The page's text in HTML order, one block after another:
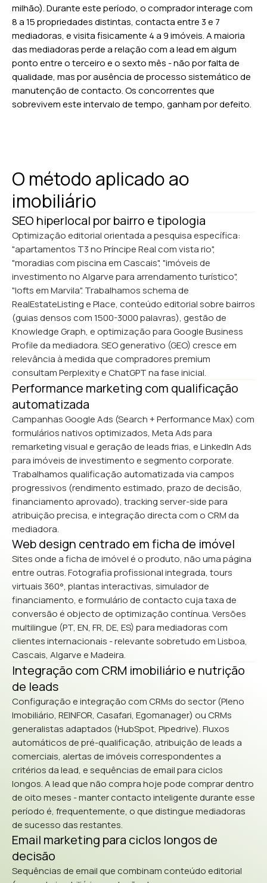
milhão). Durante este período, o comprador interage com
8 a 15 propriedades distintas, contacta entre 3 e 7
mediadoras, e visita fisicamente 4 a 9 imóveis. A maioria
das mediadoras perde a relação com a lead em algum
ponto entre o terceiro e o sexto mês - não por falta de
qualidade, mas por ausência de processo sistemático de
manutenção de contacto. Os concorrentes que
sobrevivem este intervalo de tempo, ganham por defeito.
O método aplicado ao
imobiliário
SEO hiperlocal por bairro e tipologia
Optimização editorial orientada a pesquisa específica:
"apartamentos T3 no Príncipe Real com vista rio",
"moradias com piscina em Cascais", "imóveis de
investimento no Algarve para arrendamento turístico",
"lofts em Marvila". Trabalhamos schema de
RealEstateListing e Place, conteúdo editorial sobre bairros
(guias densos com 1500-3000 palavras), gestão de
Knowledge Graph, e optimização para Google Business
Profile da mediadora. SEO generativo (GEO) cresce em
relevância à medida que compradores premium
consultam Perplexity e ChatGPT na fase inicial.
Performance marketing com qualificação
automatizada
Campanhas Google Ads (Search + Performance Max) com
formulários nativos optimizados, Meta Ads para
remarketing visual e geração de leads frias, e LinkedIn Ads
para imóveis de investimento e segmento corporate.
Trabalhamos qualificação automatizada via campos
progressivos (rendimento estimado, prazo de decisão,
financiamento aprovado), tracking server-side para
atribuição precisa, e integração directa com o CRM da
mediadora.
Web design centrado em ficha de imóvel
Sites onde a ficha de imóvel é o produto, não uma página
entre outras. Fotografia profissional integrada, tours
virtuais 360°, plantas interactivas, simulador de
financiamento, e formulário de contacto cuja taxa de
conversão é objecto de optimização contínua. Versões
multilingue (PT, EN, FR, DE, ES) para mediadoras com
clientes internacionais - relevante sobretudo em Lisboa,
Cascais, Algarve e Madeira.
Integração com CRM imobiliário e nutrição
de leads
Configuração e integração com CRMs do sector (Pleno
Imobiliário, REINFOR, Casafari, Egomanager) ou CRMs
generalistas adaptados (HubSpot, Pipedrive). Fluxos
automáticos de pré-qualificação, atribuição de leads a
comerciais, alertas de imóveis correspondentes a
critérios da lead, e sequências de email para ciclos
longos. A lead que não compra hoje pode comprar dentro
de oito meses - manter contacto inteligente durante esse
período é, frequentemente, o que distingue mediadoras
de sucesso das restantes.
Email marketing para ciclos longos de
decisão
Sequências de email que combinam conteúdo editorial